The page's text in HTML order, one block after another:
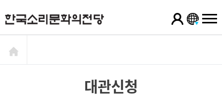
대관신청